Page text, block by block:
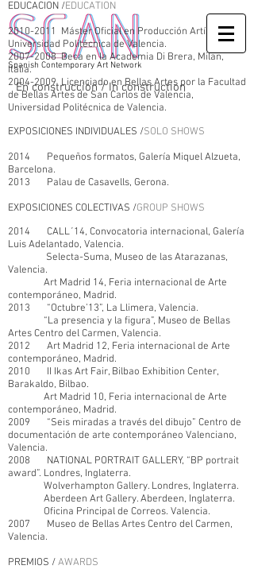
Spanish Contemporary Art Network
EDUCACION /EDUCATION
2010-2011
Máster Oficial en Producción Artística,
Universidad Politécnica de Valencia.
2007-2008 Beca en la Academia Di Brera, Milan,
Italia.
2004-2009 Licenciado en Bellas Artes por la Facultad
de Bellas Artes de San Carlos de Valencia,
Universidad Politécnica de Valencia.
EXPOSICIONES INDIVIDUALES /SOLO SHOWS
2014 Pequeños formatos, Galería Miquel Alzueta,
Barcelona.
2013 Palau de Casavells, Gerona.
EXPOSICIONES COLECTIVAS /GROUP SHOWS
2014 CALL´14, Convocatoria internacional, Galería
Luis Adelantado, Valencia.
Selecta-Suma, Museo de las Atarazanas,
Valencia.
Art Madrid 14, Feria internacional de Arte
contemporáneo, Madrid.
2013 “Octubre’13”, La Llimera, Valencia.
“La presencia y la figura”, Museo de Bellas
Artes Centro del Carmen, Valencia.
2012 Art Madrid 12, Feria internacional de Arte
contemporáneo, Madrid.
2010 II Ikas Art Fair, Bilbao Exhibition Center,
Barakaldo, Bilbao.
Art Madrid 10, Feria internacional de Arte
contemporáneo, Madrid.
2009 “Seis miradas a través del dibujo” Centro de
documentación de arte contemporáneo Valenciano,
Valencia.
2008 NATIONAL PORTRAIT GALLERY, “BP portrait
award”. Londres, Inglaterra.
Wolverhampton Gallery. Londres, Inglaterra.
Aberdeen Art Gallery. Aberdeen, Inglaterra.
Oficina Principal de Correos. Valencia.
2007 Museo de Bellas Artes Centro del Carmen,
Valencia.
PREMIOS /AWARDS
En construcción / In construction